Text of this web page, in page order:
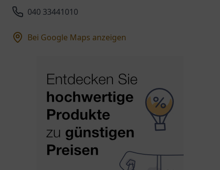
040 33441010
Bei Google Maps anzeigen